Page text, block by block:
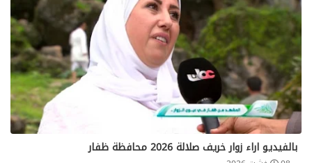
بالفيديو اراء زوار خريف صلالة 2026 محافظة ظفار